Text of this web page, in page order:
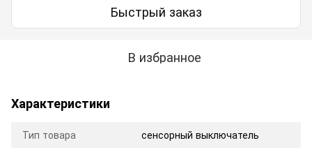
Быстрый заказ
В избранное
Характеристики
Тип товара
сенсорный выключатель